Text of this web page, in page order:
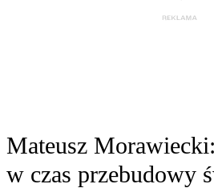
Mateusz
w czas przebudowy